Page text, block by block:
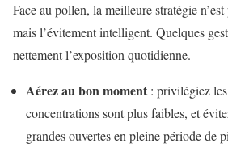
Face au pollen, la meilleure stratégie
mais l’évitement intelligent. Quelques
nettement l’exposition quotidienne.
Aérez au bon moment : privilégiez
concentrations sont plus faibles, et
grandes ouvertes en pleine période de